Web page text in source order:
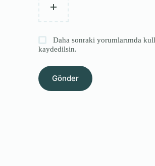
Daha sonraki yorumlarımda
kaydedilsin.
Gönder